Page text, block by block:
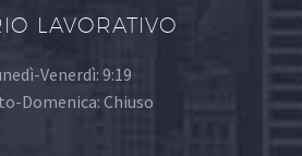
LAVORATIVO
Venerdì: 9:19
Domenica: Chiuso